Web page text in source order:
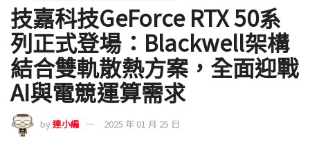
技嘉科技GeForce RTX 50系
列正式登場：Blackwell架構
結合雙軌散熱方案，全面迎戰
AI與電競運算需求
by達小編 2025 年 01 月 25 日